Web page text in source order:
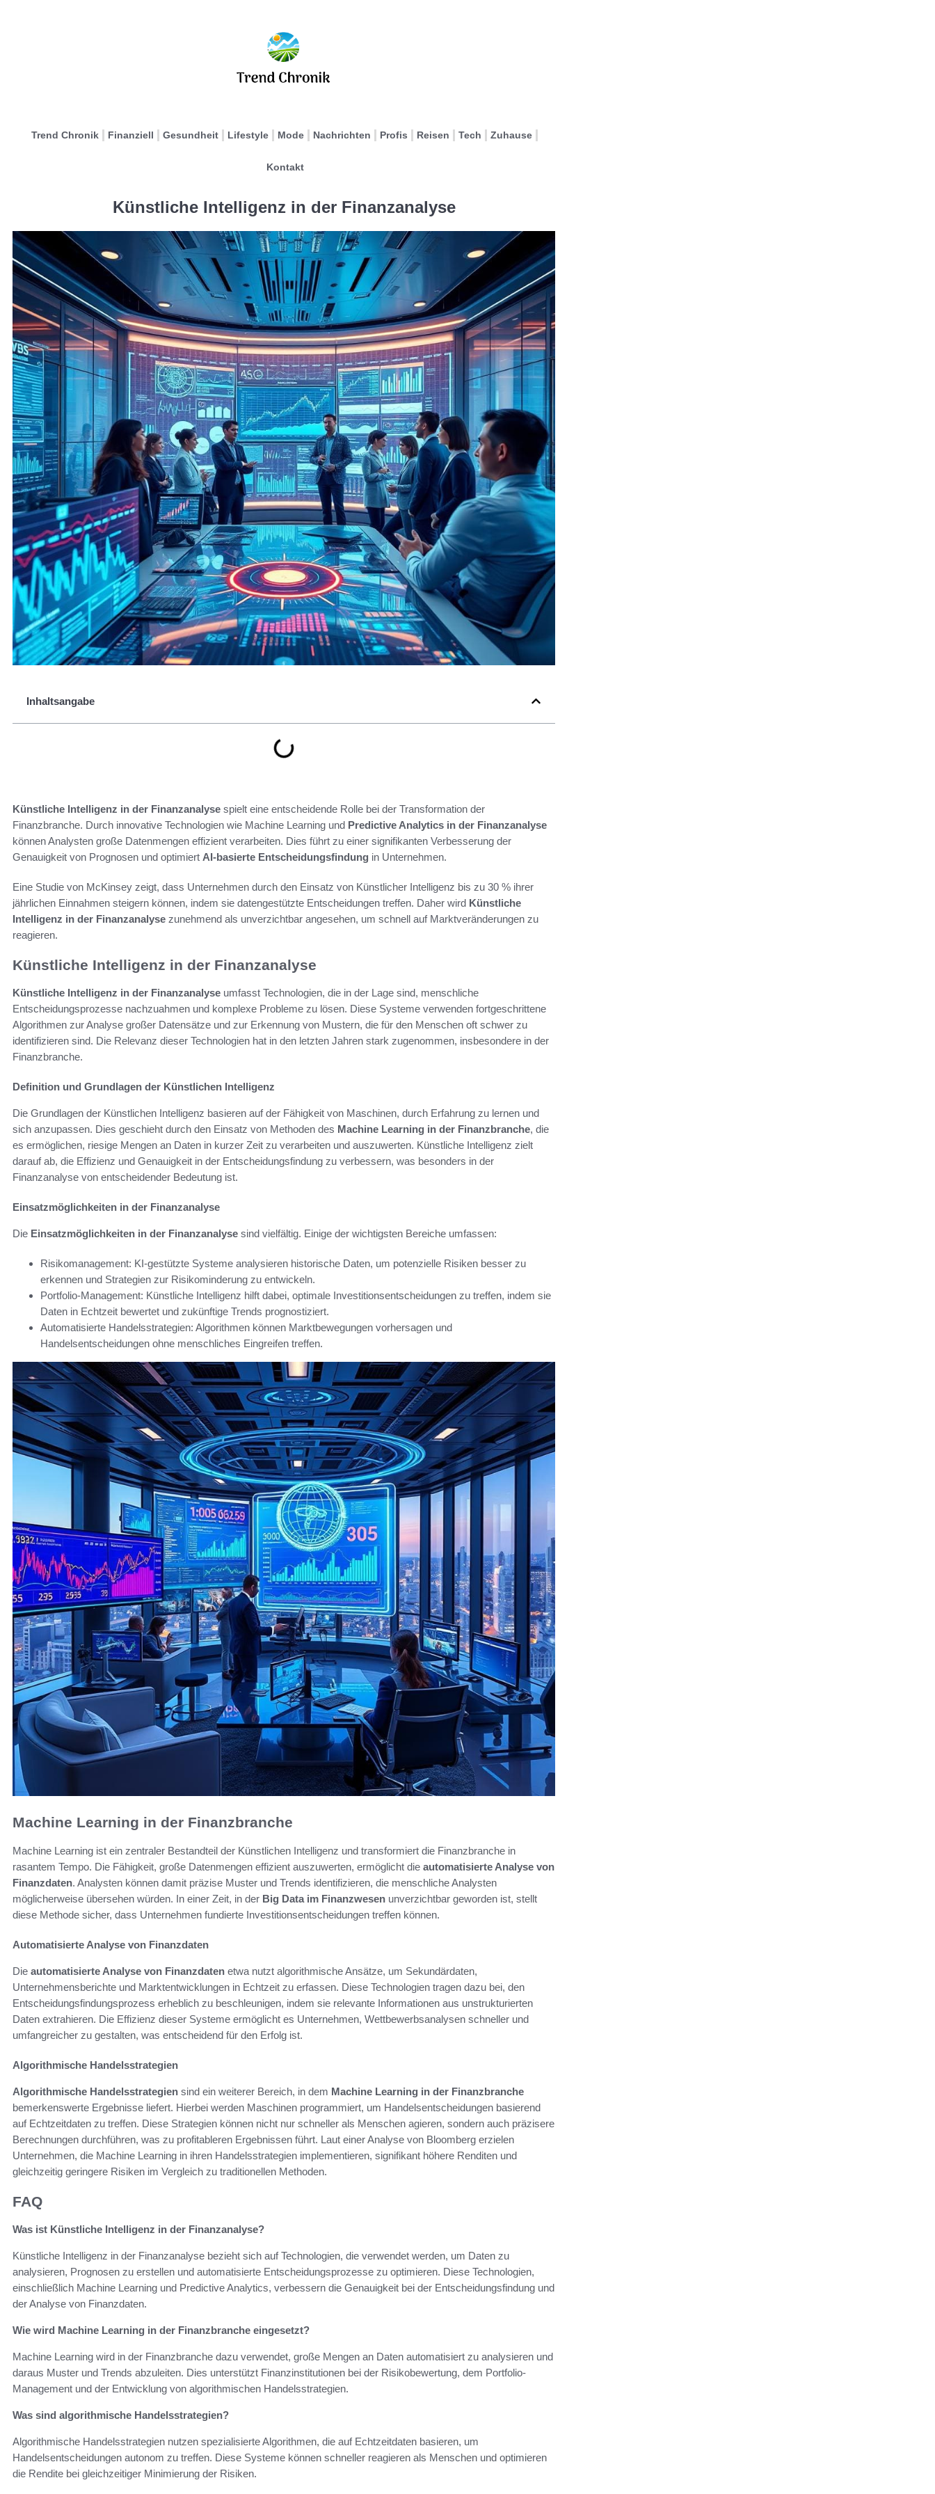
Trend Chronik Finanziell Gesundheit Lifestyle Mode Nachrichten Profis Reisen Tech Zuhause
Kontakt
Künstliche Intelligenz in der Finanzanalyse
Inhaltsangabe
Künstliche Intelligenz in der Finanzanalyse spielt eine entscheidende Rolle bei der Transformation der
Finanzbranche. Durch innovative Technologien wie Machine Learning und Predictive Analytics in der Finanzanalyse
können Analysten große Datenmengen effizient verarbeiten. Dies führt zu einer signifikanten Verbesserung der
Genauigkeit von Prognosen und optimiert AI-basierte Entscheidungsfindung in Unternehmen.
Eine Studie von McKinsey zeigt, dass Unternehmen durch den Einsatz von Künstlicher Intelligenz bis zu 30 % ihrer
jährlichen Einnahmen steigern können, indem sie datengestützte Entscheidungen treffen. Daher wird Künstliche
Intelligenz in der Finanzanalyse zunehmend als unverzichtbar angesehen, um schnell auf Marktveränderungen zu
reagieren.
Künstliche Intelligenz in der Finanzanalyse
Künstliche Intelligenz in der Finanzanalyse umfasst Technologien, die in der Lage sind, menschliche
Entscheidungsprozesse nachzuahmen und komplexe Probleme zu lösen. Diese Systeme verwenden fortgeschrittene
Algorithmen zur Analyse großer Datensätze und zur Erkennung von Mustern, die für den Menschen oft schwer zu
identifizieren sind. Die Relevanz dieser Technologien hat in den letzten Jahren stark zugenommen, insbesondere in der
Finanzbranche.
Definition und Grundlagen der Künstlichen Intelligenz
Die Grundlagen der Künstlichen Intelligenz basieren auf der Fähigkeit von Maschinen, durch Erfahrung zu lernen und
sich anzupassen. Dies geschieht durch den Einsatz von Methoden des Machine Learning in der Finanzbranche, die
es ermöglichen, riesige Mengen an Daten in kurzer Zeit zu verarbeiten und auszuwerten. Künstliche Intelligenz zielt
darauf ab, die Effizienz und Genauigkeit in der Entscheidungsfindung zu verbessern, was besonders in der
Finanzanalyse von entscheidender Bedeutung ist.
Einsatzmöglichkeiten in der Finanzanalyse
Die Einsatzmöglichkeiten in der Finanzanalyse sind vielfältig. Einige der wichtigsten Bereiche umfassen:
Risikomanagement: KI-gestützte Systeme analysieren historische Daten, um potenzielle Risiken besser zu
erkennen und Strategien zur Risikominderung zu entwickeln.
Portfolio-Management: Künstliche Intelligenz hilft dabei, optimale Investitionsentscheidungen zu treffen, indem sie
Daten in Echtzeit bewertet und zukünftige Trends prognostiziert.
Automatisierte Handelsstrategien: Algorithmen können Marktbewegungen vorhersagen und
Handelsentscheidungen ohne menschliches Eingreifen treffen.
Machine Learning in der Finanzbranche
Machine Learning ist ein zentraler Bestandteil der Künstlichen Intelligenz und transformiert die Finanzbranche in
rasantem Tempo. Die Fähigkeit, große Datenmengen effizient auszuwerten, ermöglicht die automatisierte Analyse von
Finanzdaten. Analysten können damit präzise Muster und Trends identifizieren, die menschliche Analysten
möglicherweise übersehen würden. In einer Zeit, in der Big Data im Finanzwesen unverzichtbar geworden ist, stellt
diese Methode sicher, dass Unternehmen fundierte Investitionsentscheidungen treffen können.
Automatisierte Analyse von Finanzdaten
Die automatisierte Analyse von Finanzdaten etwa nutzt algorithmische Ansätze, um Sekundärdaten,
Unternehmensberichte und Marktentwicklungen in Echtzeit zu erfassen. Diese Technologien tragen dazu bei, den
Entscheidungsfindungsprozess erheblich zu beschleunigen, indem sie relevante Informationen aus unstrukturierten
Daten extrahieren. Die Effizienz dieser Systeme ermöglicht es Unternehmen, Wettbewerbsanalysen schneller und
umfangreicher zu gestalten, was entscheidend für den Erfolg ist.
Algorithmische Handelsstrategien
Algorithmische Handelsstrategien sind ein weiterer Bereich, in dem Machine Learning in der Finanzbranche
bemerkenswerte Ergebnisse liefert. Hierbei werden Maschinen programmiert, um Handelsentscheidungen basierend
auf Echtzeitdaten zu treffen. Diese Strategien können nicht nur schneller als Menschen agieren, sondern auch präzisere
Berechnungen durchführen, was zu profitableren Ergebnissen führt. Laut einer Analyse von Bloomberg erzielen
Unternehmen, die Machine Learning in ihren Handelsstrategien implementieren, signifikant höhere Renditen und
gleichzeitig geringere Risiken im Vergleich zu traditionellen Methoden.
FAQ
Was ist Künstliche Intelligenz in der Finanzanalyse?
Künstliche Intelligenz in der Finanzanalyse bezieht sich auf Technologien, die verwendet werden, um Daten zu
analysieren, Prognosen zu erstellen und automatisierte Entscheidungsprozesse zu optimieren. Diese Technologien,
einschließlich Machine Learning und Predictive Analytics, verbessern die Genauigkeit bei der Entscheidungsfindung und
der Analyse von Finanzdaten.
Wie wird Machine Learning in der Finanzbranche eingesetzt?
Machine Learning wird in der Finanzbranche dazu verwendet, große Mengen an Daten automatisiert zu analysieren und
daraus Muster und Trends abzuleiten. Dies unterstützt Finanzinstitutionen bei der Risikobewertung, dem Portfolio-
Management und der Entwicklung von algorithmischen Handelsstrategien.
Was sind algorithmische Handelsstrategien?
Algorithmische Handelsstrategien nutzen spezialisierte Algorithmen, die auf Echtzeitdaten basieren, um
Handelsentscheidungen autonom zu treffen. Diese Systeme können schneller reagieren als Menschen und optimieren
die Rendite bei gleichzeitiger Minimierung der Risiken.